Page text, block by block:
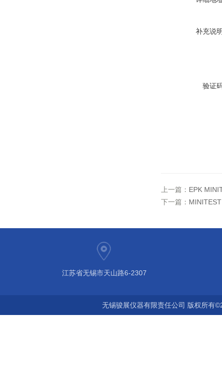
补充说
验证
上一篇： EPK
下一篇：
江苏省无锡市天山路6-2307
无锡骏展仪器有限责任公司 版权所有